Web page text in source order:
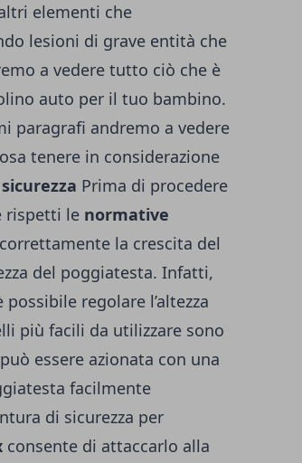
elementi che
lesioni di grave entità che
a vedere tutto ciò che è
auto per il tuo bambino.
paragrafi andremo a vedere
tenere in considerazione
Prima di procedere
rispetti le normative
la crescita del
del poggiatesta. Infatti,
possibile regolare l’altezza
più facili da utilizzare sono
essere azionata con una
facilmente
di sicurezza per
consente di attaccarlo alla